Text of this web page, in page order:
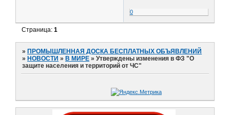
0
Страница:1
» ПРОМЫШЛЕННАЯ ДОСКА БЕСПЛАТНЫХ ОБЪЯВЛЕНИЙ
» НОВОСТИ » В МИРЕ »Утверждены изменения в ФЗ "О
защите населения и территорий от ЧС"